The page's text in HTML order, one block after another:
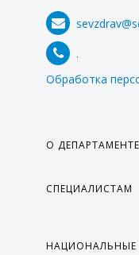
.
Обработка
О ДЕПАРТАМЕНТЕ
СПЕЦИАЛИСТАМ
НАЦИОНАЛЬНЫЕ
ДЕПАРТАМЕНТА
МОНИТОРИНГ
МЕТОДИЧЕСКИЕ
ФОТОРЕПОРТАЖИ
МЕРОПРИЯТИЯ